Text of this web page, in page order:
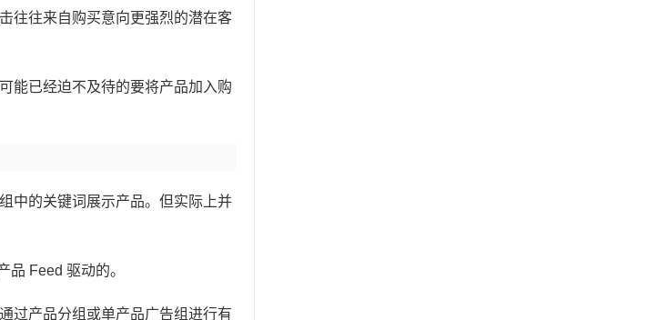
往往来自购买意向更强烈的潜在客
能已经迫不及待的要将产品加入购
中的关键词展示产品。但实际上并
品 Feed 驱动的。
过产品分组或单产品广告组进行有